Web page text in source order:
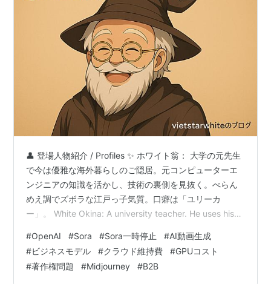
👤 登場人物紹介 / Profiles ✨ ホワイト翁： 大学の元先生
で今は優雅な海外暮らしのご隠居。元コンピューターエ
ンジニアの知識を活かし、技術の裏側を見抜く。べらん
めえ調でズボラな江戸っ子気質。口癖は「ユリーカ
ー」。 White Okina: A university teacher. He uses his
through the backend of technology. He has a slightly
lazy, Edokko (Tokyoite) temperament and s…
#OpenAI #Sora #Sora一時停止 #AI動画生成
#ビジネスモデル #クラウド維持費 #GPUコスト
#著作権問題 #Midjourney #B2B